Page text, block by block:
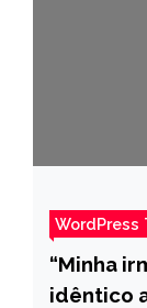
WordPress
“Minha
idêntico